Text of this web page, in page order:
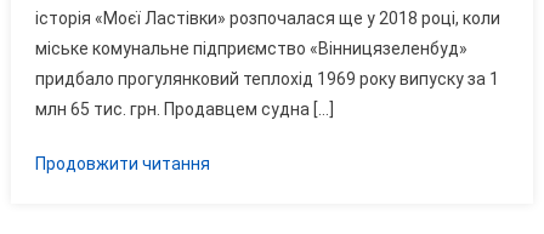
У
Вінниці
Мільйонний
історія «Моєї Ластівки» розпочалася ще у 2018 році, коли
міське комунальне підприємство «Вінницязеленбуд»
придбало прогулянковий теплохід 1969 року випуску за 1
млн 65 тис. грн. Продавцем судна […]
Продовжити читання